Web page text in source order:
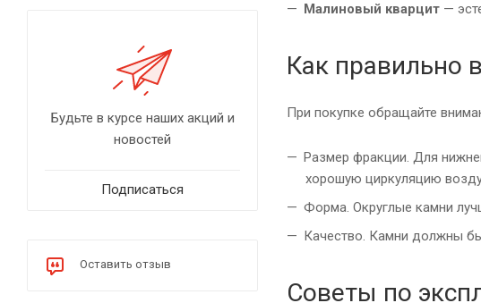
Малиновый кварцит —
Как правильно
При покупке обращайте
Размер фракции. Для
хорошую циркуляцию
Форма. Округлые камни
Качество. Камни должны
Советы по
Будьте в курсе наших акций и
новостей
Подписаться
Оставить отзыв